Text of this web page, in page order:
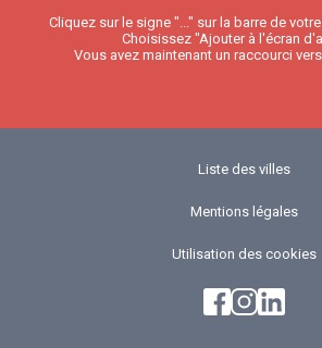
Cliquez sur le signe "..." sur la barre de
Choisissez "Ajouter à l'écran
Vous avez maintenant un raccourci
Liste des villes
Mentions légales
Utilisation des cookies